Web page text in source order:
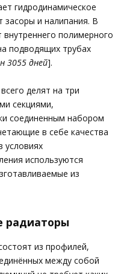
гидродинамическое
засоры и налипания. В
полимерного
подводящих трубах
3055 дней].
делят на три
секциями,
соединенным набором
в себе качества
условиях
используются
из
радиаторы
из профилей,
между собой